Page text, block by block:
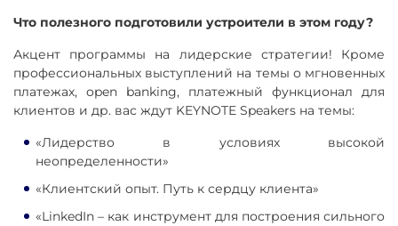
Что полезного подготовили устроители в этом году?
Акцент программы на лидерские стратегии! Кроме
профессиональных выступлений на темы о мгновенных
платежах, open banking, платежный функционал для
клиентов и др. вас ждут KEYNOTE Speakers на темы:
«Лидерство в условиях высокой
неопределенности»
«Клиентский опыт. Путь к сердцу клиента»
«LinkedIn – как инструмент для построения сильного